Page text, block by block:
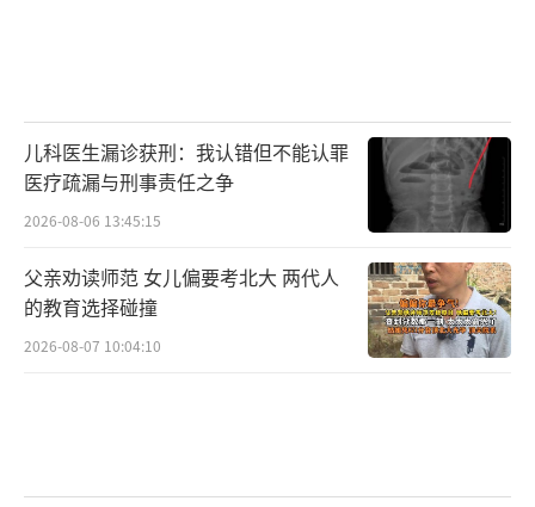
儿科医生漏诊获刑：我认错但不能认罪
医疗疏漏与刑事责任之争
2026-08-06 13:45:15
父亲劝读师范 女儿偏要考北大 两代人
的教育选择碰撞
2026-08-07 10:04:10